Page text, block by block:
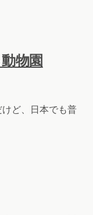
物園
ど、日本でも普